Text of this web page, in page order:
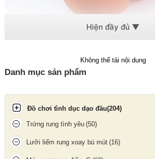
chẽ theo từng nhịp, mang lại cảm giác ôm
Không thể tải nội dung
Danh mục sản phẩm
Đồ chơi tình dục dạo đầu(204)
Trứng rung tình yêu (50)
Lưỡi liếm rung xoay bú mút (16)